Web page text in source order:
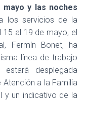
mayo y las noches
los servicios de la
15 al 19 de mayo, el
Fermín Bonet, ha
línea de trabajo
desplegada
a la Familia
y un indicativo de la